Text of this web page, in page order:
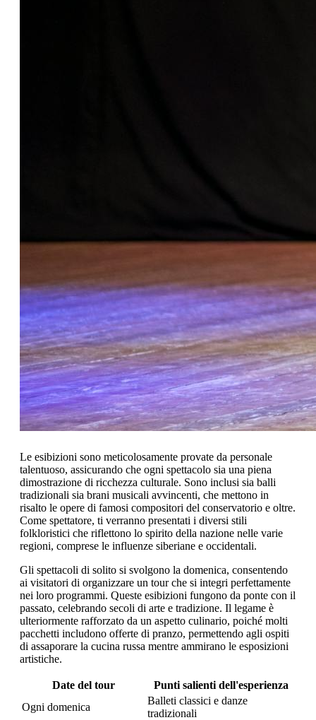
Le esibizioni sono meticolosamente provate da personale
talentuoso, assicurando che ogni spettacolo sia una piena
dimostrazione di ricchezza culturale. Sono inclusi sia balli
tradizionali sia brani musicali avvincenti, che mettono in
risalto le opere di famosi compositori del conservatorio e oltre.
Come spettatore, ti verranno presentati i diversi stili
folkloristici che riflettono lo spirito della nazione nelle varie
regioni, comprese le influenze siberiane e occidentali.
Gli spettacoli di solito si svolgono la domenica, consentendo
ai visitatori di organizzare un tour che si integri perfettamente
nei loro programmi. Queste esibizioni fungono da ponte con il
passato, celebrando secoli di arte e tradizione. Il legame è
ulteriormente rafforzato da un aspetto culinario, poiché molti
pacchetti includono offerte di pranzo, permettendo agli ospiti
di assaporare la cucina russa mentre ammirano le esposizioni
artistiche.
Date del tour
Punti salienti dell'esperienza
Ogni domenica
Balleti classici e danze
tradizionali